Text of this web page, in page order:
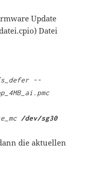
Update
Datei
--
/dev/sg30
die aktuellen